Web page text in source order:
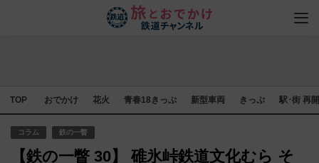
TOP おでかけ 花火 青春18きっぷ 新型車両 きっぷ 駅･街 再
コラム 鉄の一瞥
【鉄の一瞥 30】 碓氷峠鉄道文化むら そ